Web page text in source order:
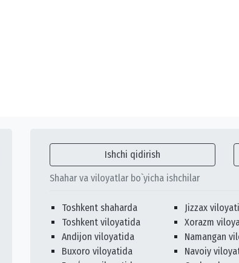
Ishchi qidirish
Shahar va viloyatlar bo`yicha ishchilar
Toshkent shaharda
Toshkent viloyatida
Andijon viloyatida
Buxoro viloyatida
Jizzax
Xorazm
Namangan
Navoiy